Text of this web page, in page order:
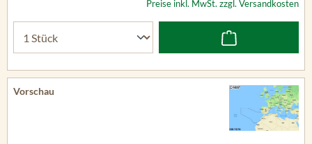
Preise inkl. MwSt. zzgl. Versandkosten